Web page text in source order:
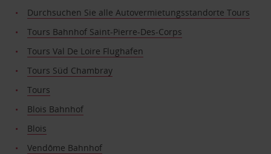
Durchsuchen Sie alle Autovermietungsstandorte Tours
Tours Bahnhof Saint-Pierre-Des-Corps
Tours Val De Loire Flughafen
Tours Süd Chambray
Tours
Blois Bahnhof
Blois
Vendôme Bahnhof